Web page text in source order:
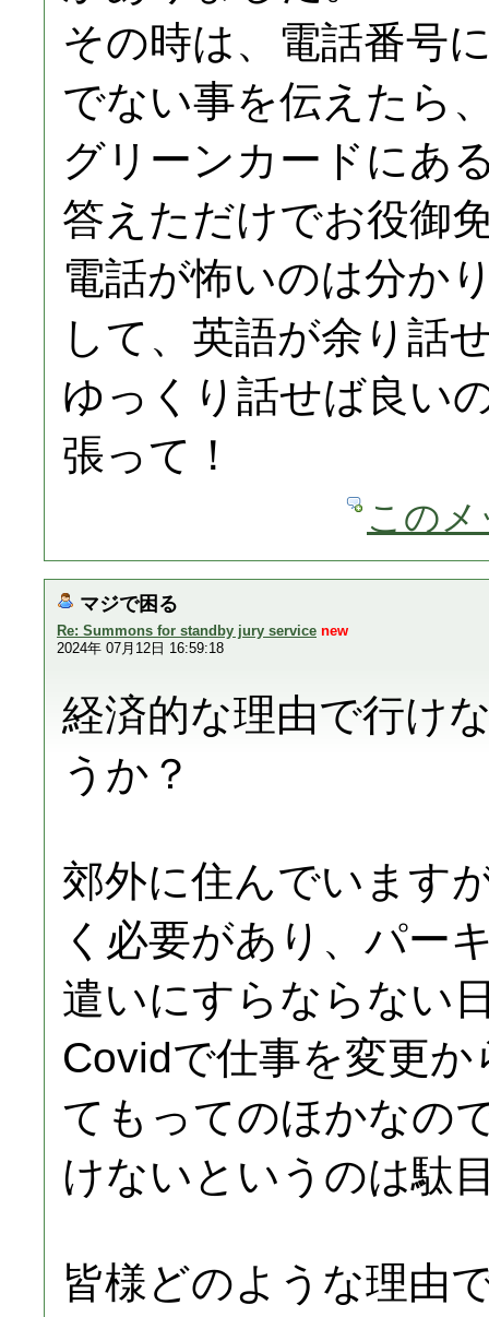
その時は、電話番号
でない事を伝えたら
グリーンカードにあ
答えただけでお役御
電話が怖いのは分か
して、英語が余り話
ゆっくり話せば良い
張って！
この
マジで困る
Re: Summons for standby jury service new
2024年 07月12日 16:59:18
経済的な理由で行け
うか？
郊外に住んでいます
く必要があり、パー
遣いにすらならない
Covidで仕事を変更
てもってのほかなの
けないというのは駄
皆様どのような理由